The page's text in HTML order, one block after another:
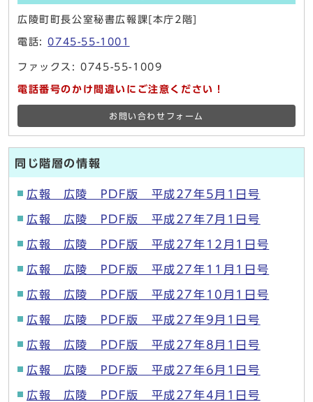
広陵町町長公室秘書広報課[本庁2階]
電話:0745-55-1001
ファックス: 0745-55-1009
電話番号のかけ間違いにご注意ください！
お問い合わせフォーム
同じ階層の情報
広報 広陵 PDF版 平成27年5月1日号
広報 広陵 PDF版 平成27年7月1日号
広報 広陵 PDF版 平成27年12月1日号
広報 広陵 PDF版 平成27年11月1日号
広報 広陵 PDF版 平成27年10月1日号
広報 広陵 PDF版 平成27年9月1日号
広報 広陵 PDF版 平成27年8月1日号
広報 広陵 PDF版 平成27年6月1日号
広報 広陵 PDF版 平成27年4月1日号